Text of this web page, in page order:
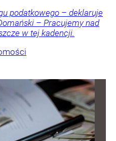
podatkowego – deklaruje
– Pracujemy nad
w tej kadencji.